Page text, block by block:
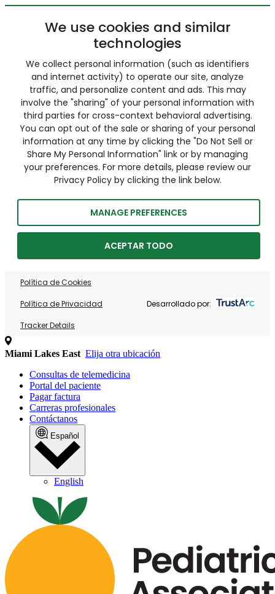
We use cookies and similar
technologies
We collect personal information (such as identifiers
and internet activity) to operate our site, analyze
traffic, and personalize content and ads. This may
involve the "sharing" of your personal information with
third parties for cross-context behavioral advertising.
You can opt out of the sale or sharing of your personal
information at any time by clicking the "Do Not Sell or
Share My Personal Information" link or by managing
your preferences. For more details, please review our
Privacy Policy by clicking the link below.
MANAGE PREFERENCES
ACEPTAR TODO
Política de Cookies
Política de Privacidad
Tracker Details
Desarrollado por:
Miami Lakes East Elija otra ubicación
Consultas de telemedicina
Portal del paciente
Pagar factura
Carreras profesionales
Contáctanos
Español
English